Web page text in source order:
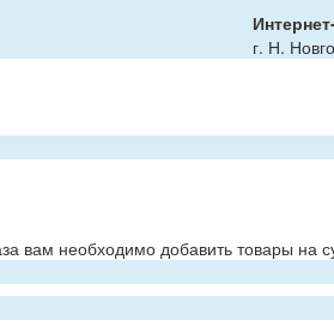
г. Н.
вам необходимо добавить товары на